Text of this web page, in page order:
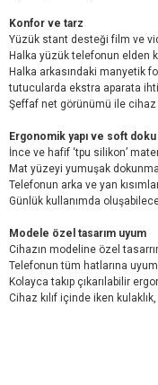
Konfor ve tarz
Yüzük stant desteği film ve
Halka yüzük telefonun elden
Halka arkasındaki manyetik
tutucularda ekstra aparata
Şeffaf net görünümü ile
Ergonomik yapı ve soft doku
İnce ve hafif ‘tpu silikon’
Mat yüzeyi yumuşak
Telefonun arka ve yan
Günlük kullanımda
Modele özel tasarım uyum
Cihazın modeline özel
Telefonun tüm hatlarına
Kolayca takıp çıkarılabilir
Cihaz kılıf içinde iken